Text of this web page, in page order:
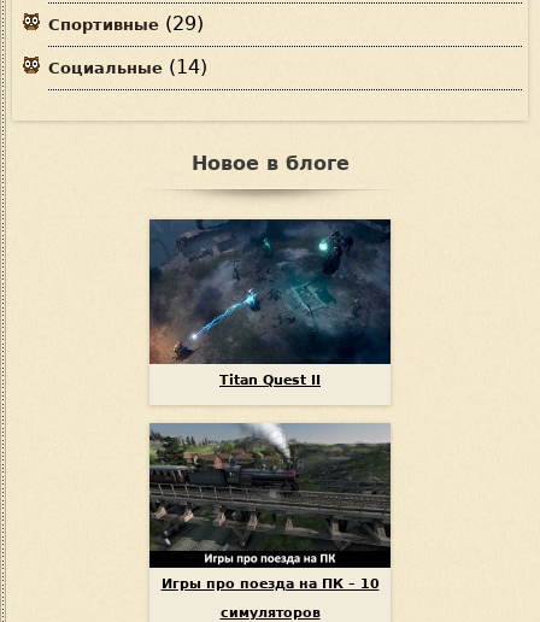
Спортивные (29)
Социальные (14)
Новое в блоге
Titan Quest II
Игры про поезда на ПК – 10
симуляторов